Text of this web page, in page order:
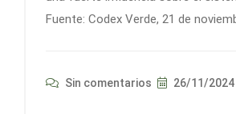
Fuente: Codex Verde, 21 de
Sin comentarios 26/11/2024